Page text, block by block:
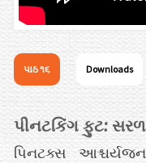
પાઠ ૧૬ Downloads
પીનટકિંગ ફુટ: સરળ
પિનટક્સ